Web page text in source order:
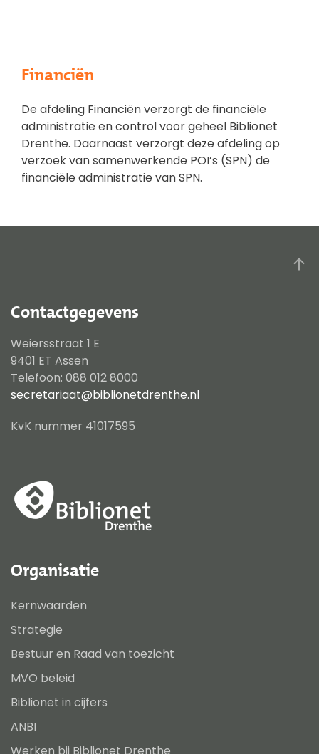
Financiën
De afdeling Financiën verzorgt de financiële
administratie en control voor geheel Biblionet
Drenthe. Daarnaast verzorgt deze afdeling op
verzoek van samenwerkende POI’s (SPN) de
financiële administratie van SPN.
Contactgegevens
Weiersstraat 1 E
9401 ET Assen
Telefoon: 088 012 8000
secretariaat@biblionetdrenthe.nl
KvK nummer 41017595
Organisatie
Kernwaarden
Strategie
Bestuur en Raad van toezicht
MVO beleid
Biblionet in cijfers
ANBI
Werken bij Biblionet Drenthe